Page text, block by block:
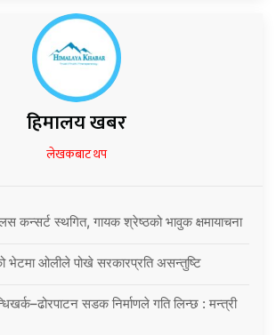
हिमालय खबर
लेखकबाट थप
कन्सर्ट स्थगित, गायक श्रेष्ठको भावुक क्षमायाचना
भेटमा ओलीले पोखे सरकारप्रति असन्तुष्टि
सडक निर्माणले गति लिन्छ : मन्त्री